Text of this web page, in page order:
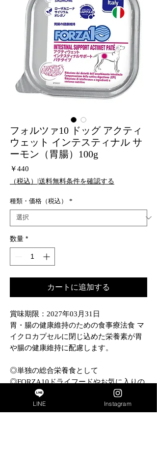
フォルツァ10 ドッグ アクティ
ウェット インテスティナル サ
ーモン（胃腸）100g
￥440
格
（税込）|送料無料条件を確認する
種類・価格（税込） *
数量 *
カートに追加する
賞味期限：2027年03月31日
胃・腸の健康維持のための食事療法食 マ
イクロカプセルに閉じ込めた栄養素が胃
や腸の健康維持に配慮します。
◎単独の総合栄養食として
◎FORZA10ドライフードやお気に入りの
フードと混ぜて
◎サーモン＆チキンの消化性
LINE Instagram